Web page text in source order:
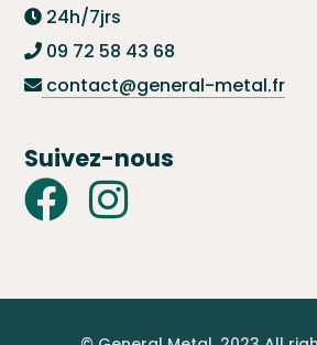
24h/7jrs
09 72 58 43 68
contact@general-metal.fr
Suivez-nous